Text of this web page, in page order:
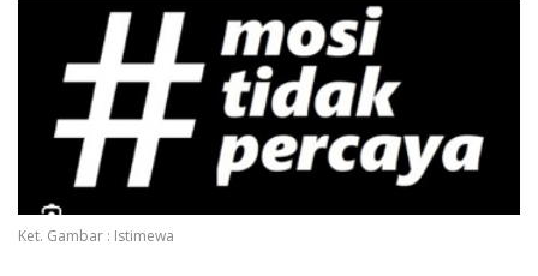
Ket. Gambar : Istimewa